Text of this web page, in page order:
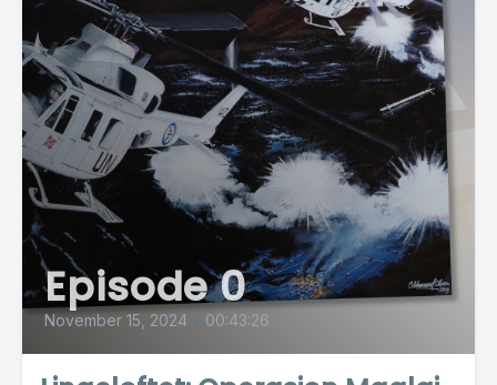
Episode 0
November 15, 2024 • 00:43:26